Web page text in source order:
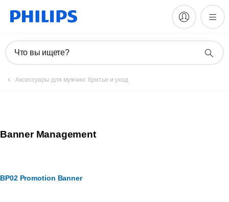
Что вы ищете?
Аксессуары для мужчин: бритье и уход
Banner Management
BP02 Promotion Banner